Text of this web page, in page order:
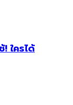
ใครได้